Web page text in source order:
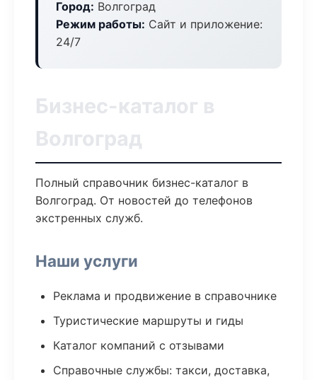
Город: Волгоград
Режим работы: Сайт и приложение:
24/7
Бизнес-каталог в
Волгоград
Полный справочник бизнес-каталог в
Волгоград. От новостей до телефонов
экстренных служб.
Наши услуги
Реклама и продвижение в справочнике
Туристические маршруты и гиды
Каталог компаний с отзывами
Справочные службы: такси, доставка,